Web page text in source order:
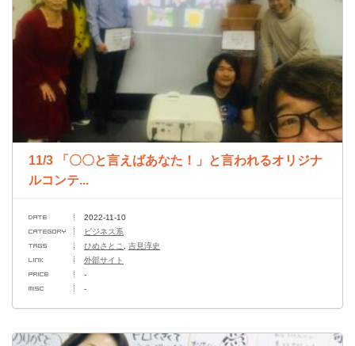
11/3 「〇〇と言えばあなた！」と言われるオリジナ
ルコンテ...
2022-11-10
ビジネス系
ひめさとこ , 吉見淳史
外部サイト
-
-